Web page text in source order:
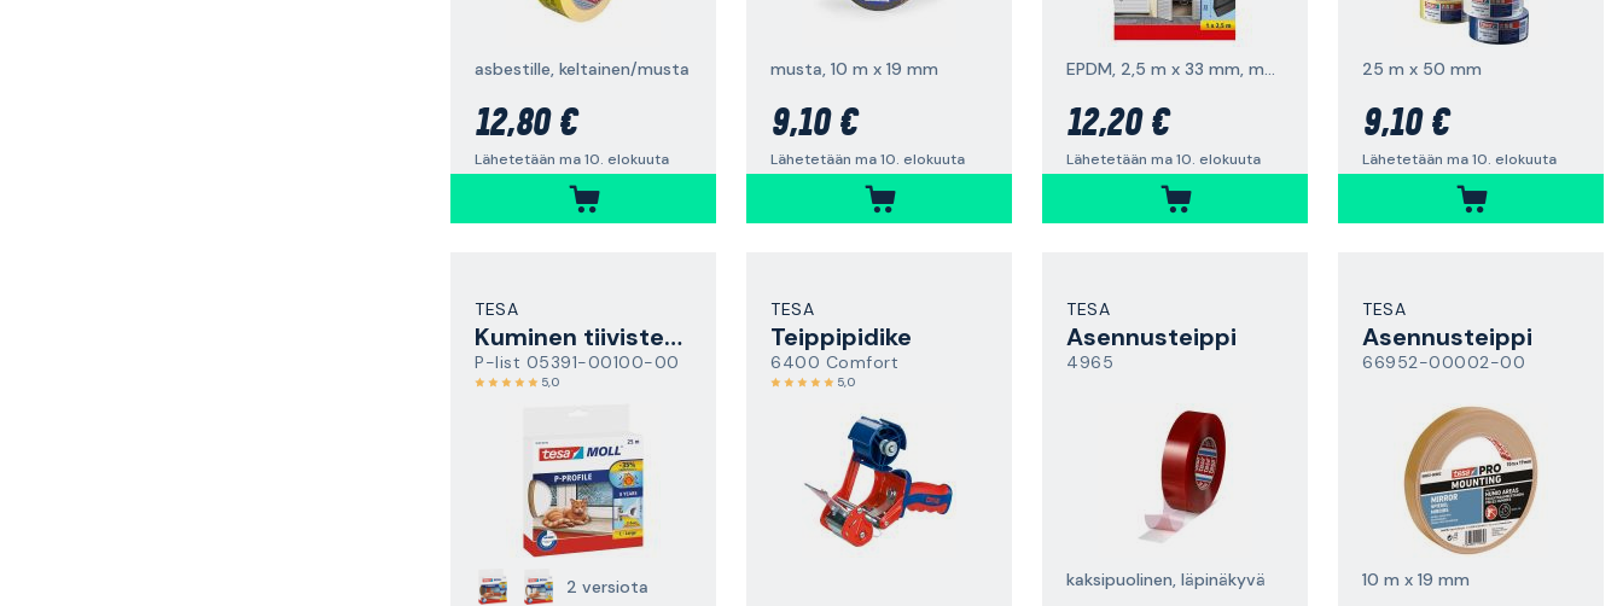
asbestille, keltainen/musta
12,80 €
Lähetetään ma 10. elokuuta
musta, 10 m x 19 mm
9,10 €
Lähetetään ma 10. elokuuta
EPDM, 2,5 m x 33 mm, musta
12,20 €
Lähetetään ma 10. elokuuta
25 m x 50 mm
9,10 €
Lähetetään ma 10. elokuuta
TESA
Kuminen tiivistenauha
P-list 05391-00100-00
5,0
2 versiota
TESA
Teippipidike
6400 Comfort
5,0
TESA
Asennusteippi
4965
kaksipuolinen, läpinäkyvä
TESA
Asennusteippi
66952-00002-00
10 m x 19 mm